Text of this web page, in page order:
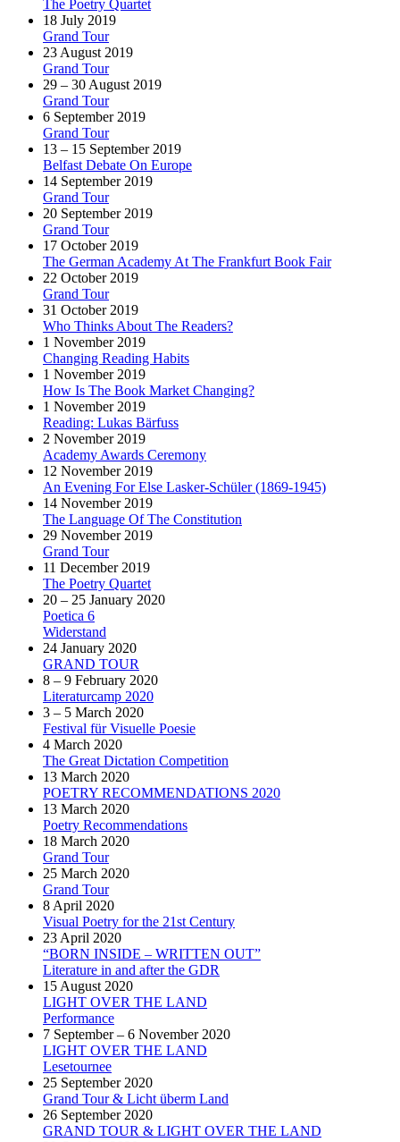
The Poetry Quartet
18 July 2019
Grand Tour
23 August 2019
Grand Tour
29 – 30 August 2019
Grand Tour
6 September 2019
Grand Tour
13 – 15 September 2019
Belfast Debate On Europe
14 September 2019
Grand Tour
20 September 2019
Grand Tour
17 October 2019
The German Academy At The Frankfurt Book Fair
22 October 2019
Grand Tour
31 October 2019
Who Thinks About The Readers?
1 November 2019
Changing Reading Habits
1 November 2019
How Is The Book Market Changing?
1 November 2019
Reading: Lukas Bärfuss
2 November 2019
Academy Awards Ceremony
12 November 2019
An Evening For Else Lasker-Schüler (1869-1945)
14 November 2019
The Language Of The Constitution
29 November 2019
Grand Tour
11 December 2019
The Poetry Quartet
20 – 25 January 2020
Poetica 6
Widerstand
24 January 2020
GRAND TOUR
8 – 9 February 2020
Literaturcamp 2020
3 – 5 March 2020
Festival für Visuelle Poesie
4 March 2020
The Great Dictation Competition
13 March 2020
POETRY RECOMMENDATIONS 2020
13 March 2020
Poetry Recommendations
18 March 2020
Grand Tour
25 March 2020
Grand Tour
8 April 2020
Visual Poetry for the 21st Century
23 April 2020
“BORN INSIDE – WRITTEN OUT”
Literature in and after the GDR
15 August 2020
LIGHT OVER THE LAND
Performance
7 September – 6 November 2020
LIGHT OVER THE LAND
Lesetournee
25 September 2020
Grand Tour & Licht überm Land
26 September 2020
GRAND TOUR & LIGHT OVER THE LAND